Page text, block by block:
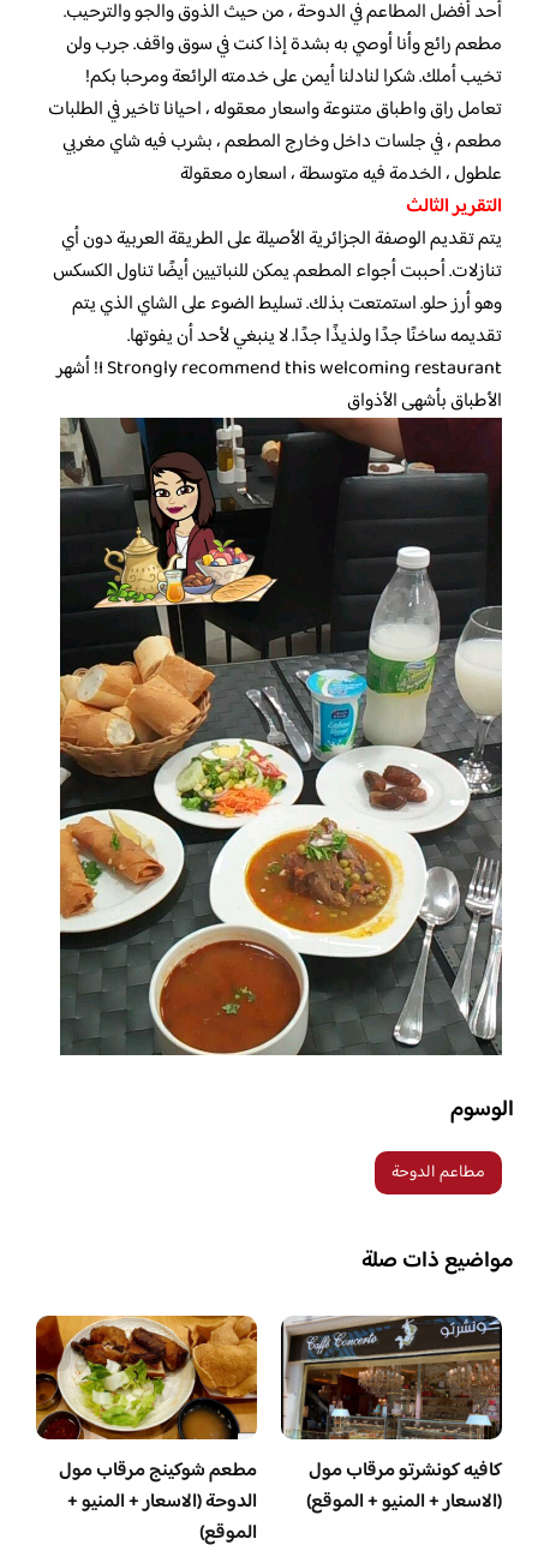
أحد أفضل المطاعم في الدوحة ، من حيث الذوق والجو والترحيب.
مطعم رائع وأنا أوصي به بشدة إذا كنت في سوق واقف. جرب ولن
تخيب أملك. شكرا لنادلنا أيمن على خدمته الرائعة ومرحبا بكم!
تعامل راق واطباق متنوعة واسعار معقوله ، احيانا تاخير في الطلبات
مطعم ، في جلسات داخل وخارج المطعم ، بشرب فيه شاي مغربي
علطول ، الخدمة فيه متوسطة ، اسعاره معقولة
التقرير الثالث
يتم تقديم الوصفة الجزائرية الأصيلة على الطريقة العربية دون أي
تنازلات. أحببت أجواء المطعم. يمكن للنباتيين أيضًا تناول الكسكس
وهو أرز حلو. استمتعت بذلك. تسليط الضوء على الشاي الذي يتم
تقديمه ساخنًا جدًا ولذيذًا جدًا. لا ينبغي لأحد أن يفوتها.
I Strongly recommend this welcoming restaurant! أشهر
الأطباق بأشهى الأذواق
الوسوم
مطاعم الدوحة
مواضيع ذات صلة
كافيه كونشرتو مرقاب مول
(الاسعار + المنيو + الموقع)
مطعم شوكينج مرقاب مول
الدوحة (الاسعار + المنيو +
الموقع)